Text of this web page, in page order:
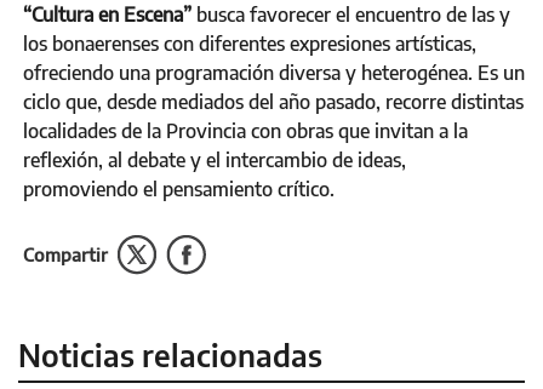
“Cultura en Escena” busca favorecer el encuentro de las y
los bonaerenses con diferentes expresiones artísticas,
ofreciendo una programación diversa y heterogénea. Es un
ciclo que, desde mediados del año pasado, recorre distintas
localidades de la Provincia con obras que invitan a la
reflexión, al debate y el intercambio de ideas,
promoviendo el pensamiento crítico.
Compartir
Noticias relacionadas